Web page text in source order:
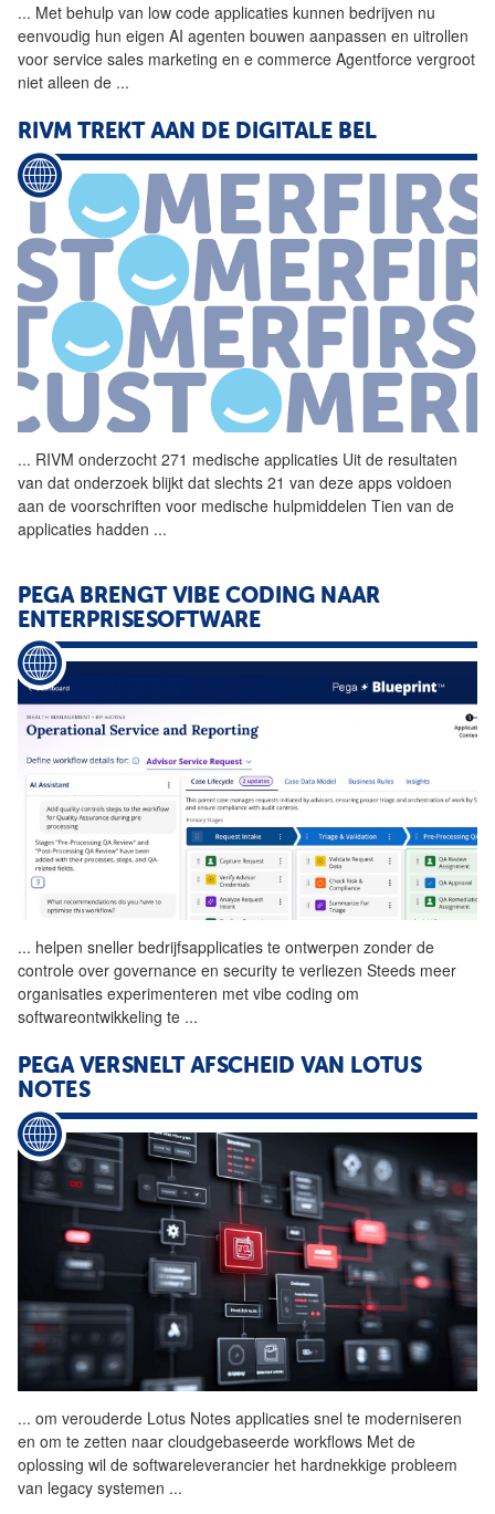
... Met behulp van low code applicaties kunnen bedrijven nu
eenvoudig hun eigen AI agenten bouwen aanpassen en uitrollen
voor service sales marketing en e commerce Agentforce vergroot
niet alleen de ...
RIVM TREKT AAN DE DIGITALE BEL
... RIVM onderzocht 271 medische applicaties Uit de resultaten
van dat onderzoek blijkt dat slechts 21 van deze apps voldoen
aan de voorschriften voor medische hulpmiddelen Tien van de
applicaties hadden ...
PEGA BRENGT VIBE CODING NAAR
ENTERPRISESOFTWARE
... helpen sneller bedrijfsapplicaties te ontwerpen zonder de
controle over governance en security te verliezen Steeds meer
organisaties experimenteren met vibe coding om
softwareontwikkeling te ...
PEGA VERSNELT AFSCHEID VAN LOTUS
NOTES
... om verouderde Lotus Notes applicaties snel te moderniseren
en om te zetten naar cloudgebaseerde workflows Met de
oplossing wil de softwareleverancier het hardnekkige probleem
van legacy systemen ...